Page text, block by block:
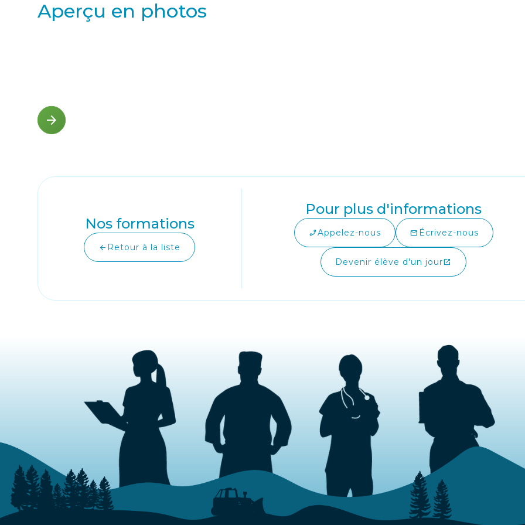
Aperçu en photos
arrow_back
arrow_forward
Nos formations
arrow_back Retour à la liste
Pour plus d'informations
phone_enabledAppelez-nous mail Écrivez-nous
Devenir élève d'un jouropen_in_new